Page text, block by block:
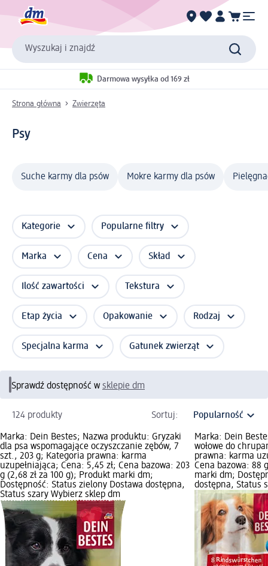
Wyszukaj i znajdź
Darmowa wysyłka od 169 zł
Strona główna Zwierzęta
Psy
Suche karmy dla psów Mokre karmy dla psów
Kategorie Popularne filtry
Marka Cena Skład
Ilość zawartości Tekstura
Etap życia Opakowanie Rodzaj
Specjalna karma Gatunek zwierząt
Sprawdź dostępność w sklepie dm
124 produkty Sortuj:
Marka: Dein Bestes; Nazwa produktu: Gryzaki
dla psa wspomagające oczyszczanie zębów, 7
szt., 203 g; Kategoria prawna: karma
uzupełniająca; Cena: 5,45 zł; Cena bazowa: 203
g (2,68 zł za 100 g); Produkt marki dm;
Dostępność: Status zielony Dostawa dostępna,
Status szary Wybierz sklep dm
Marka: Dein
wołowe do
prawna: karma
Cena bazowa: 88
marki dm;
dostępna, Status